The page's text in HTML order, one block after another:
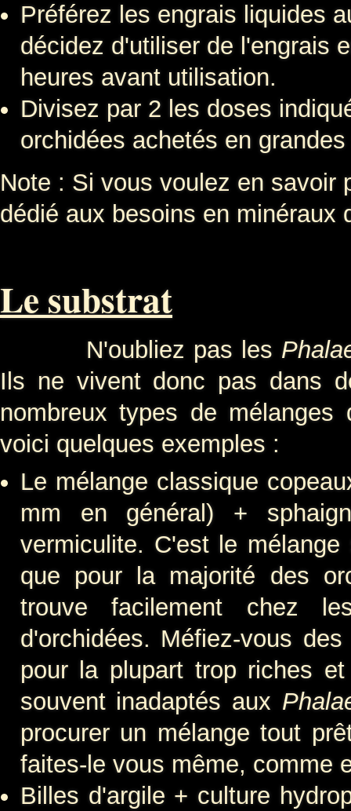
Préférez les engrais liquides
décidez d'utiliser de l'engrais
heures avant utilisation.
Divisez par 2 les doses
orchidées achetés en
Note : Si vous voulez en
dédié aux besoins en minéraux
Le substrat
N'oubliez pas les
Ils ne vivent donc pas dans
nombreux types de
voici quelques exemples :
Le mélange classique
mm en général) +
vermiculite. C'est le
que pour la majorité des
trouve facilement chez
d'orchidées. Méfiez-vous
pour la plupart trop riches
souvent inadaptés aux
procurer un mélange tout
faites-le vous même, comme
Billes d'argile + culture